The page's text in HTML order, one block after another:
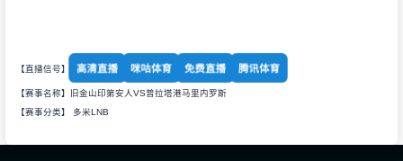
【直播信号】 高清直播 咪咕体育 免费直播 腾讯体育
【赛事名称】旧金山印第安人VS普拉塔港马里内罗斯
【赛事分类】 多米LNB